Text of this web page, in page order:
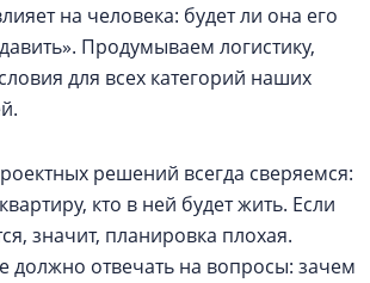
на человека: будет ли она его
Продумываем логистику,
для всех категорий наших
решений всегда сверяемся:
кто в ней будет жить. Если
значит, планировка плохая.
должно отвечать на вопросы: зачем